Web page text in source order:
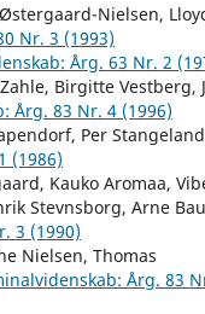
Nielsen,
Nr. 3 (1993)
Årg. 63 Nr. 2
Birgitte Vestberg,
Årg. 83 Nr. 4 (1996)
Per
(1986)
Kauko Aromaa,
Stevnsborg, Arne
3 (1990)
Nielsen, Thomas
Årg. 83